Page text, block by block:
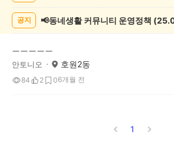
록
공지 📢동네생활 커뮤니티 운영정책
ㅡㅡㅡㅡㅡ
안토니오 호원2동
84 2 06개월 전
1